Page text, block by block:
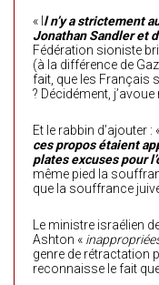
« I l n’y a strictement
Jonathan Sandler et
Fédération sioniste
(à la différence de
fait, que les Français
? Décidément,
Et le rabbin d’ajouter :
ces propos étaient
plates excuses pour
même pied la
que la souffrance
Le ministre israélien
Ashton «
genre de rétractation
reconnaisse le fait